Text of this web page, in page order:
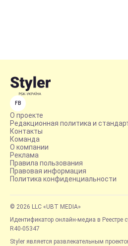
FB
О проекте
Редакционная политика и
Контакты
Команда
О компании
Реклама
Правила пользования
Правовая информация
Политика конфиденциальности
© 2026 LLC «UBT MEDIA»
Идентификатор онлайн-медиа в Реестре
R40-05347
Styler является развлекательным